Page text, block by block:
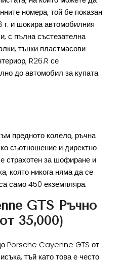
номера, той бе показан
г. и шокира автомобилния
с пълна състезателна
тънки пластмасови
R26.R се
до автомобил за купата
предното колело, ръчна
съотношение и директно
страхотен за шофиране и
която никога няма да се
само 450 екземпляра.
GTS Ръчно
35,000)
Porsche Cayenne GTS от
тъй като това е често